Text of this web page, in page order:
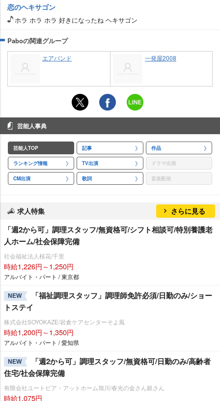
恋のヘキサゴン
ホラ ホラ ホラ 好きになったね ヘキサゴン
Paboの関連グループ
エアバンド 一発屋2008
芸能人事典
芸能人TOP 記事 作品
ランキング情報 TV出演 ドラマ出演
CM出演 歌詞 音楽配信
求人特集 さらに見る
「週2から可」調理スタッフ/無資格可/シフト相談可/特別養護老
人ホーム/社会保障完備
社会福祉法人桜花/千里
時給1,226円～1,250円
アルバイト・パート / 東京都
NEW
「福祉調理スタッフ」調理師免許必須/日勤のみ/ショー
トステイ
株式会社SOYOKAZE/岩倉ケアセンターそよ風
時給1,200円～1,350円
アルバイト・パート / 愛知県
NEW
「週2から可」調理スタッフ/無資格可/日勤のみ/高齢者
住宅/社会保障完備
有限会社ユートピア・アットホーム旭川/春光の金さん銀さん
時給1,075円